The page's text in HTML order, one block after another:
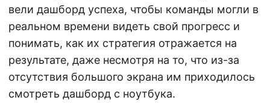
вели дашборд успеха, чтобы команды могли в
реальном времени видеть свой прогресс и
понимать, как их стратегия отражается на
результате, даже несмотря на то, что из-за
отсутствия большого экрана им приходилось
смотреть дашборд с ноутбука.